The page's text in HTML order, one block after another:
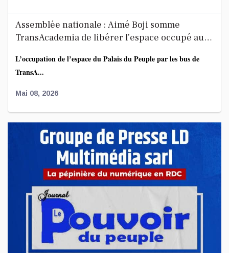
Assemblée nationale : Aimé Boji somme
TransAcademia de libérer l’espace occupé au
L’occupation de l’espace du Palais du Peuple par les bus de
TransA...
Mai 08, 2026
Affaire FRIVAO : la société civile salue les
révélations du ministre de la Justice et appelle
à une enquête élargie
Le Centre de recherche en finances publiques et
développement...
Mai 07, 2026